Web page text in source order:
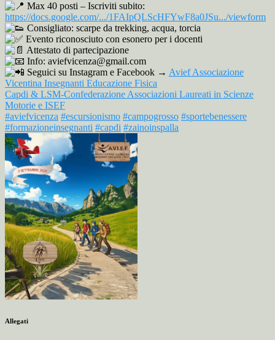
Max 40 posti – Iscriviti subito:
https://docs.google.com/.../1FAIpQLScHFYwF8a0JSu.../viewform
Consigliato: scarpe da trekking, acqua, torcia
Evento riconosciuto con esonero per i docenti
Attestato di partecipazione
Info: aviefvicenza@gmail.com
Seguici su Instagram e Facebook → Avief Associazione
Vicentina Insegnanti Educazione Fisica
Capdi & LSM-Confederazione Associazioni Laureati in Scienze
Motorie e ISEF
#aviefvicenza #escursionismo #campogrosso #sportebenessere
#formazioneinsegnanti #capdi #zainoinspalla
Allegati